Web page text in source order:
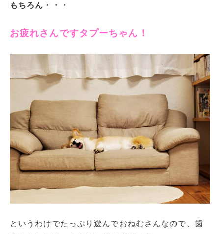
もちろん・・・
お疲れさんですタプーちゃん！
というわけでたっぷり遊んでおねむさんなので、歯